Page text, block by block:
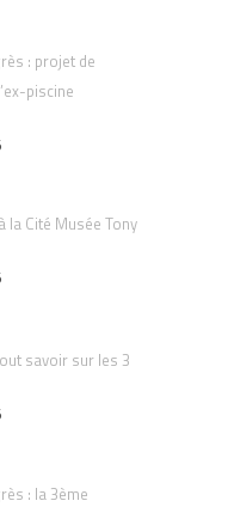
: projet de
piscine
la Cité Musée Tony
savoir sur les 3
: la 3ème